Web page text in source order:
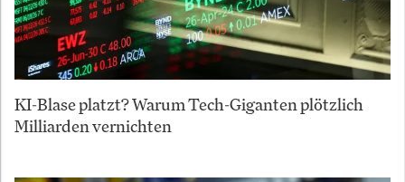
KI-Blase platzt? Warum Tech-Giganten plötzlich
Milliarden vernichten